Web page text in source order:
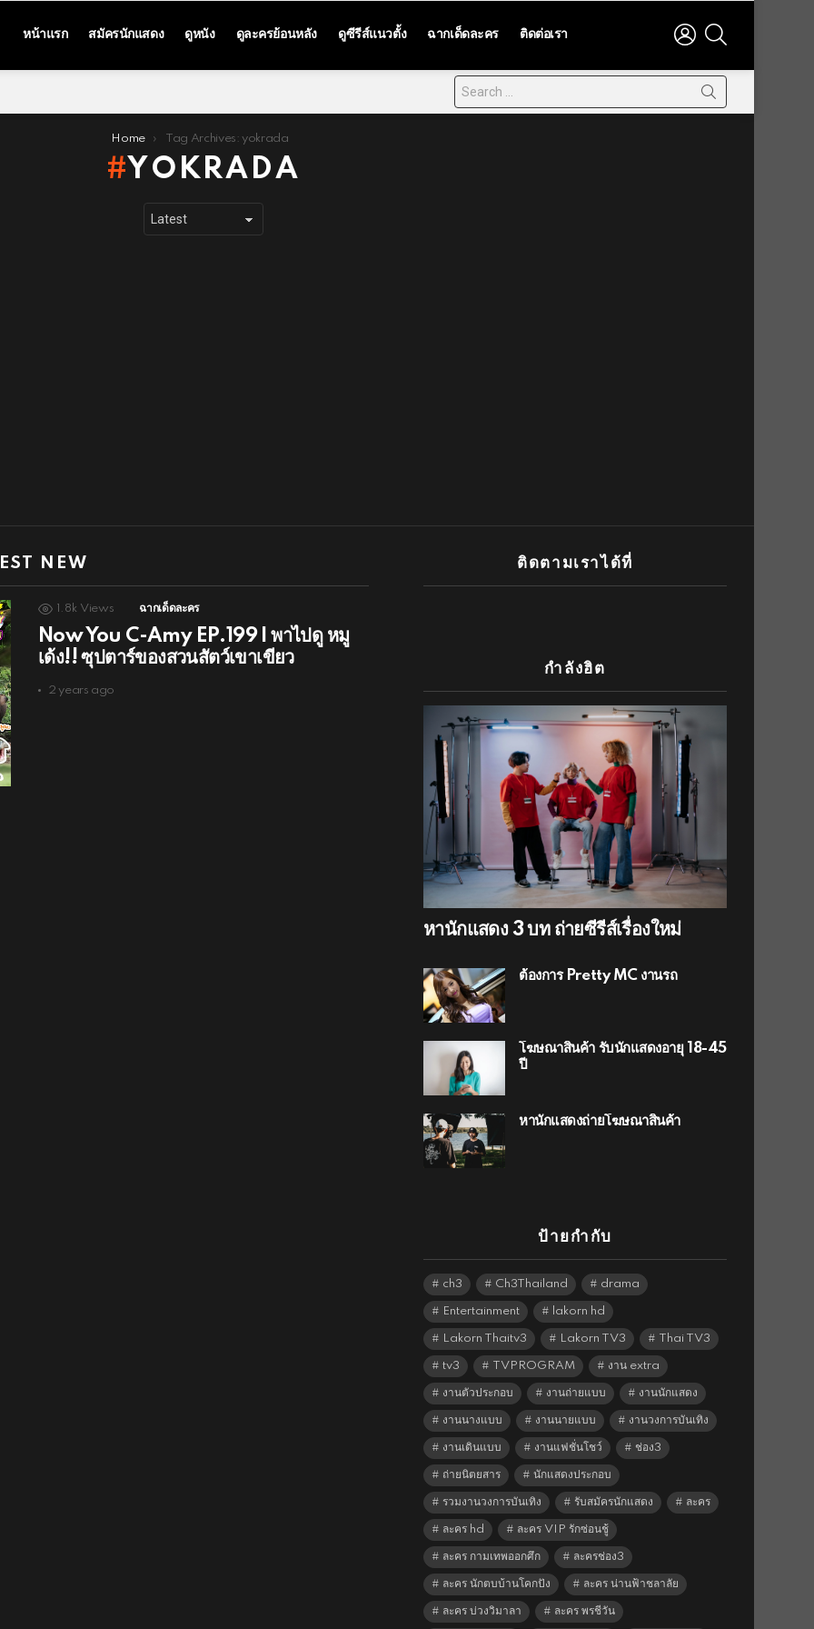
หน้าแรก สมัครนักแสดง ดูหนัง ดูละครย้อนหลัง ดูซีรีส์แนวตั้ง ฉากเด็ดละคร ติดต่อเรา
LOGIN
Home Tag Archives: yokrada
YOKRADA
NEW
1.8k Views ฉากเด็ดละคร
Now You C-Amy EP.199 I พาไปดู หมู
เด้ง!! ซุปตาร์ของสวนสัตว์เขาเขียว
2 years ago
ติดตามเราได้ที่
กำลังฮิต
หานักแสดง 3 บท ถ่ายซีรีส์เรื่องใหม่
ต้องการ Pretty MC งานรถ
โฆษณาสินค้า รับนักแสดงอายุ 18-45
ปี
หานักแสดงถ่ายโฆษณาสินค้า
ป้ายกำกับ
ch3 Ch3Thailand drama
Entertainment lakorn hd
Lakorn Thaitv3 Lakorn TV3 Thai TV3
tv3 TVPROGRAM งาน extra
งานตัวประกอบ งานถ่ายแบบ งานนักแสดง
งานนางแบบ งานนายแบบ งานวงการบันเทิง
งานเดินแบบ งานแฟชั่นโชว์ ช่อง3
ถ่ายนิตยสาร นักแสดงประกอบ
รวมงานวงการบันเทิง รับสมัครนักแสดง ละคร
ละคร hd ละคร VIP รักซ่อนชู้
ละคร กามเทพออกศึก ละครช่อง3
ละคร นักตบบ้านโคกปัง ละคร น่านฟ้าชลาลัย
ละคร บ่วงวิมาลา ละคร พรชีวัน